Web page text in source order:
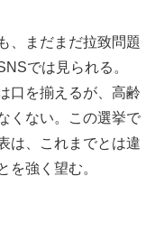
、まだまだ拉致問題
では見られる。
口を揃えるが、高齢
くない。この選挙で
は、これまでとは違
を強く望む。